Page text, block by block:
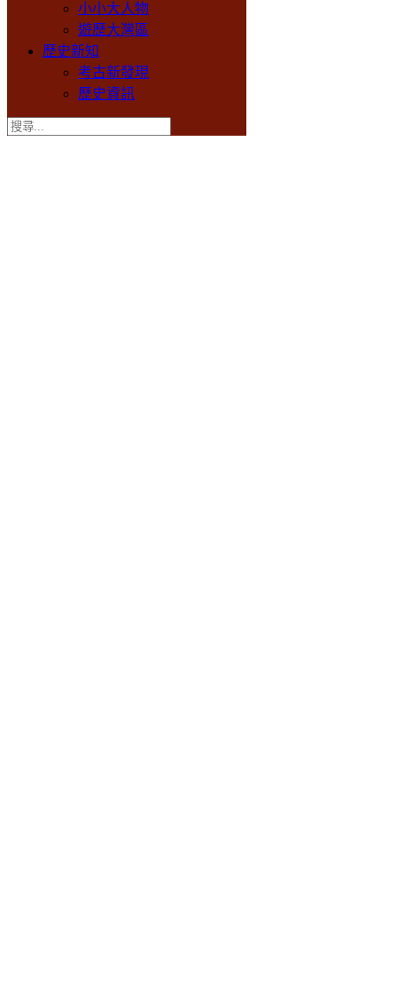
小小大人物
遊歷大灣區
歷史新知
考古新發現
歷史資訊